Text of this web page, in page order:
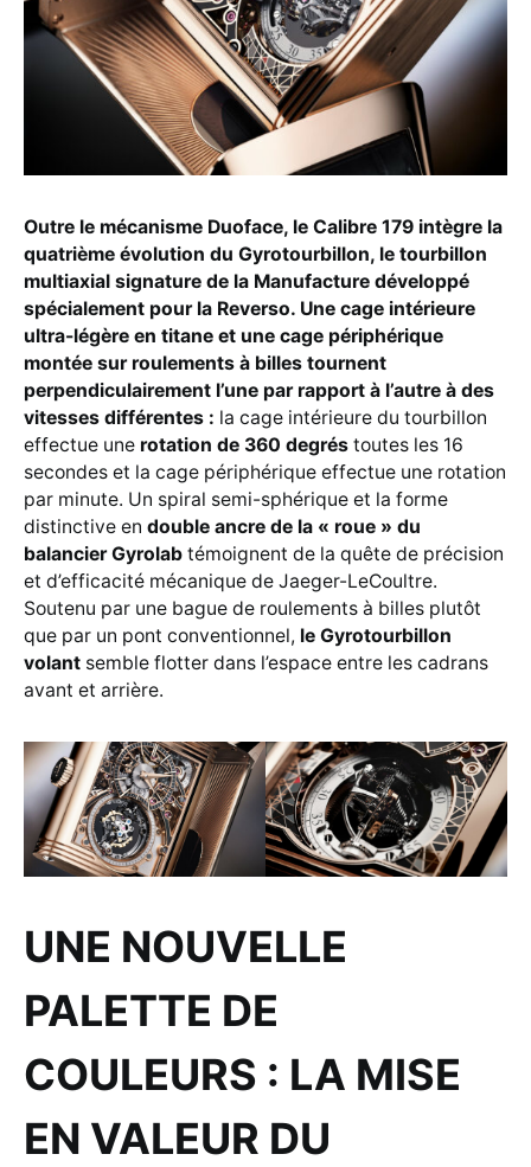
Outre le mécanisme Duoface, le Calibre 179 intègre la
quatrième évolution du Gyrotourbillon, le tourbillon
multiaxial signature de la Manufacture développé
spécialement pour la Reverso. Une cage intérieure
ultra-légère en titane et une cage périphérique
montée sur roulements à billes tournent
perpendiculairement l’une par rapport à l’autre à des
vitesses différentes : la cage intérieure du tourbillon
effectue une rotation de 360 degrés toutes les 16
secondes et la cage périphérique effectue une rotation
par minute. Un spiral semi-sphérique et la forme
distinctive en double ancre de la « roue » du
balancier Gyrolab témoignent de la quête de précision
et d’efficacité mécanique de Jaeger-LeCoultre.
Soutenu par une bague de roulements à billes plutôt
que par un pont conventionnel, le Gyrotourbillon
volant semble flotter dans l’espace entre les cadrans
avant et arrière.
UNE NOUVELLE
PALETTE DE
COULEURS : LA MISE
EN VALEUR DU